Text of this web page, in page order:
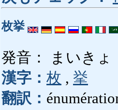
枚挙
発音： まいきょ
漢字： 枚 , 挙
翻訳：